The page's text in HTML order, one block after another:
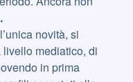
novità, si
mediatico, di
in prima